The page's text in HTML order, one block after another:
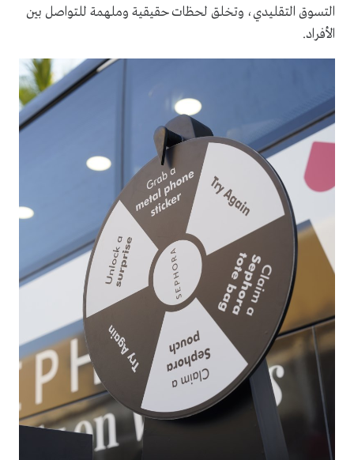
التسوق التقليدي، وتخلق لحظات حقيقية وملهمة للتواصل بين
الأفراد.